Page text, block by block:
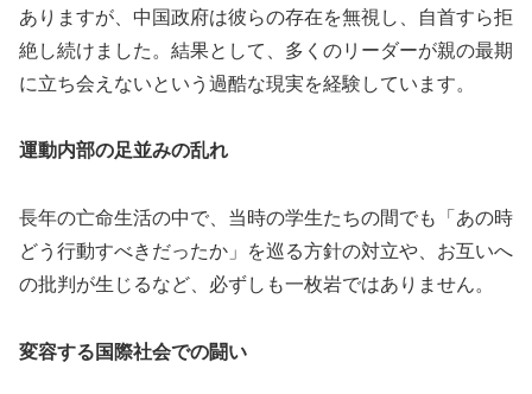
ありますが、中国政府は彼らの存在を無視し、自首すら拒
絶し続けました。結果として、多くのリーダーが親の最期
に立ち会えないという過酷な現実を経験しています。
運動内部の足並みの乱れ
長年の亡命生活の中で、当時の学生たちの間でも「あの時
どう行動すべきだったか」を巡る方針の対立や、お互いへ
の批判が生じるなど、必ずしも一枚岩ではありません。
変容する国際社会での闘い